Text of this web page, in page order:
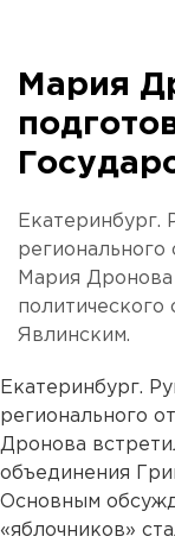
Мария
Екатеринбург.
Мария Дронова
Явлинским.
Екатеринбург.
регионального
Дронова
объединения
Основным
«яблочников»